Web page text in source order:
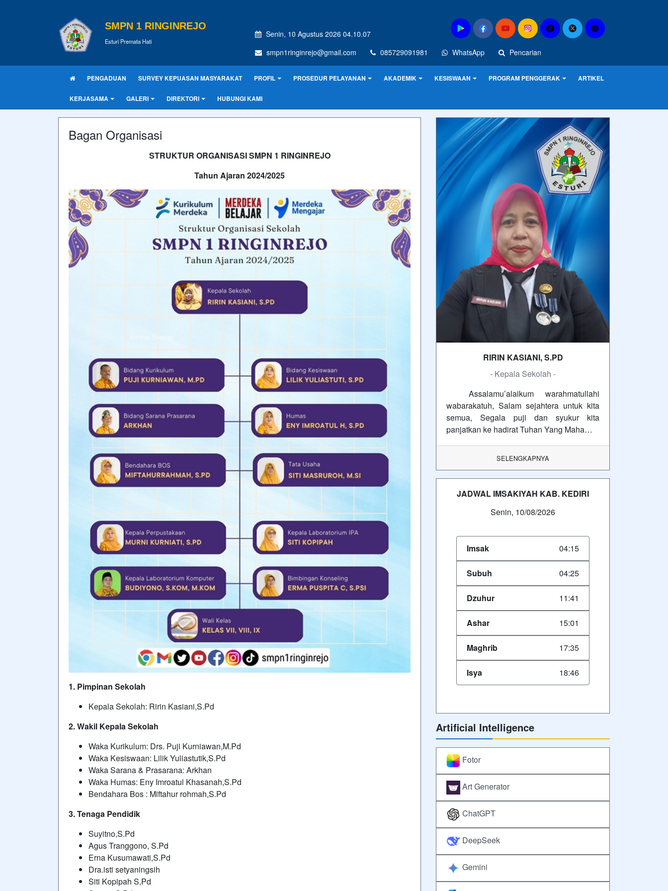
SMPN 1 RINGINREJO
Esturi Premata Hati
Senin, 10 Agustus 2026 04.10.07
smpn1ringinrejo@gmail.com
085729091981 WhatsApp Pencarian
PENGADUAN SURVEY KEPUASAN MASYARAKAT PROFIL PROSEDUR PELAYANAN AKADEMIK KESISWAAN PROGRAM PENGGERAK ARTIKEL
KERJASAMA GALERI DIREKTORI HUBUNGI KAMI
Bagan Organisasi
STRUKTUR ORGANISASI SMPN 1 RINGINREJO
Tahun Ajaran 2024/2025
1. Pimpinan Sekolah
Kepala Sekolah: Ririn Kasiani,S.Pd
2. Wakil Kepala Sekolah
Waka Kurikulum: Drs. Puji Kurniawan,M.Pd
Waka Kesiswaan: Lilik Yuliastutik,S.Pd
Waka Sarana & Prasarana: Arkhan
Waka Humas: Eny Imroatul Khasanah,S.Pd
Bendahara Bos : Miftahur rohmah,S.Pd
3. Tenaga Pendidik
Suyitno,S.Pd
Agus Tranggono, S.Pd
Erna Kusumawati,S.Pd
Dra.isti setyaningsih
Siti Kopipah S,Pd
RIRIN KASIANI, S.PD
- Kepala Sekolah -
Assalamu’alaikum warahmatullahi
wabarakatuh, Salam sejahtera untuk kita
semua, Segala puji dan syukur kita
panjatkan ke hadirat Tuhan Yang Maha…
SELENGKAPNYA
JADWAL IMSAKIYAH KAB. KEDIRI
Senin, 10/08/2026
Imsak 04:15
Subuh 04:25
Dzuhur 11:41
Ashar 15:01
Maghrib 17:35
Isya 18:46
Artificial Intelligence
Fotor
Art Generator
ChatGPT
DeepSeek
Gemini